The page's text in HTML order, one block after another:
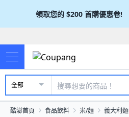
領取您的 $200 首購優惠卷!
全部
酷澎首頁 食品飲料 米/麵 義大利麵